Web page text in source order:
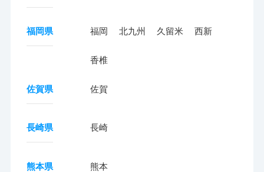
福岡県 福岡 北九州 久留米 西新
香椎
佐賀県 佐賀
長崎県 長崎
熊本県 熊本